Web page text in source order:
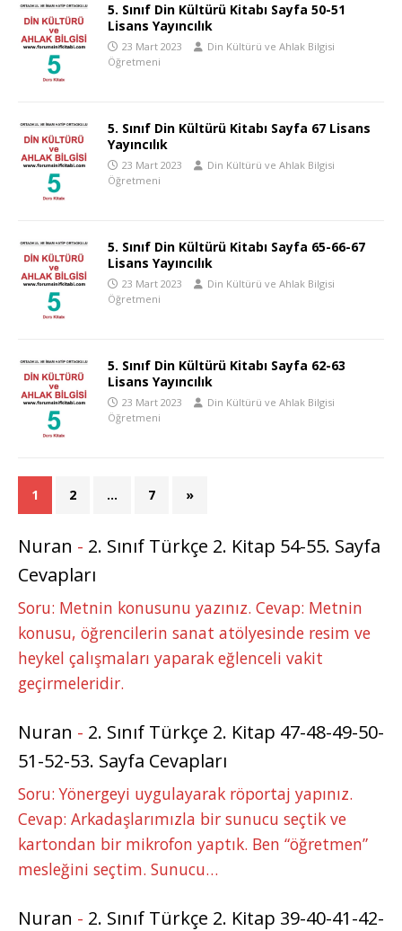
5. Sınıf Din Kültürü Kitabı Sayfa 50-51
Lisans Yayıncılık
23 Mart 2023
Din Kültürü ve Ahlak Bilgisi
Öğretmeni
5. Sınıf Din Kültürü Kitabı Sayfa 67 Lisans
Yayıncılık
23 Mart 2023
Din Kültürü ve Ahlak Bilgisi
Öğretmeni
5. Sınıf Din Kültürü Kitabı Sayfa 65-66-67
Lisans Yayıncılık
23 Mart 2023
Din Kültürü ve Ahlak Bilgisi
Öğretmeni
5. Sınıf Din Kültürü Kitabı Sayfa 62-63
Lisans Yayıncılık
23 Mart 2023
Din Kültürü ve Ahlak Bilgisi
Öğretmeni
1 2 … 7 »
Nuran - 2. Sınıf Türkçe 2. Kitap 54-55. Sayfa
Cevapları
Soru: Metnin konusunu yazınız. Cevap: Metnin
konusu, öğrencilerin sanat atölyesinde resim ve
heykel çalışmaları yaparak eğlenceli vakit
geçirmeleridir.
Nuran - 2. Sınıf Türkçe 2. Kitap 47-48-49-50-
51-52-53. Sayfa Cevapları
Soru: Yönergeyi uygulayarak röportaj yapınız.
Cevap: Arkadaşlarımızla bir sunucu seçtik ve
kartondan bir mikrofon yaptık. Ben “öğretmen”
mesleğini seçtim. Sunucu…
Nuran - 2. Sınıf Türkçe 2. Kitap 39-40-41-42-